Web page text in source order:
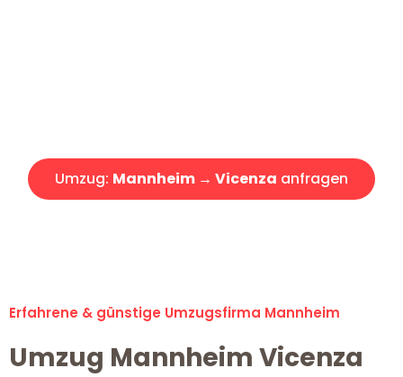
Umzug: Mannheim → Vicenza anfragen
Erfahrene & günstige Umzugsfirma Mannheim
Umzug Mannheim Vicenza